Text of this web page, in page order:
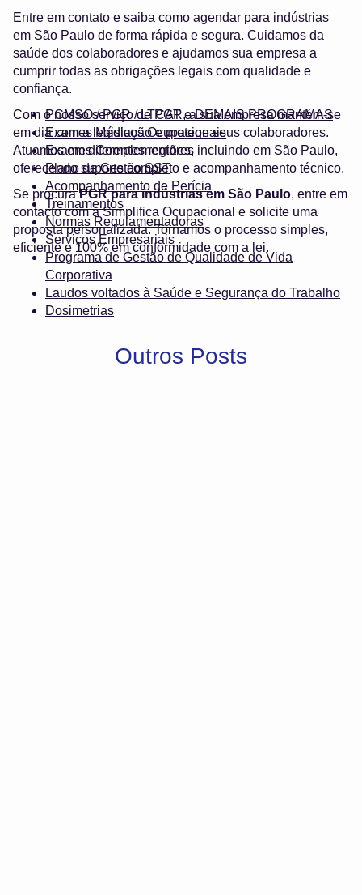
Entre em contato e saiba como agendar para indústrias
em São Paulo de forma rápida e segura. Cuidamos da
saúde dos colaboradores e ajudamos sua empresa a
cumprir todas as obrigações legais com qualidade e
confiança.
PCMSO / PGR / LTCAT e DEMAIS PROGRAMAS
Exames Médicos Ocupacionais
Exames Complementares
Plano de Gestão SST
Acompanhamento de Perícia
Treinamentos
Normas Regulamentadoras
Serviços Empresariais
Programa de Gestão de Qualidade de Vida
Corporativa
Laudos voltados à Saúde e Segurança do Trabalho
Dosimetrias
Com o nosso serviço de PGR, a sua empresa mantém-se
em dia com a legislação e protege seus colaboradores.
Atuamos em diferentes regiões, incluindo em São Paulo,
oferecendo suporte completo e acompanhamento técnico.
Se procuraPGR para indústrias em São Paulo, entre em
contacto com a Simplifica Ocupacional e solicite uma
proposta personalizada. Tornamos o processo simples,
eficiente e 100% em conformidade com a lei.
Outros Posts